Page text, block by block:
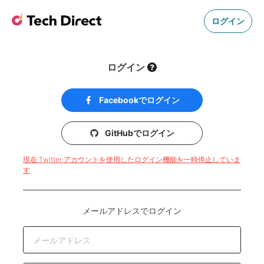
ログイン
ログイン
Facebookでログイン
GitHubでログイン
現在 Twitter アカウントを使用したログイン機能を一時停止していま
す
メールアドレスでログイン